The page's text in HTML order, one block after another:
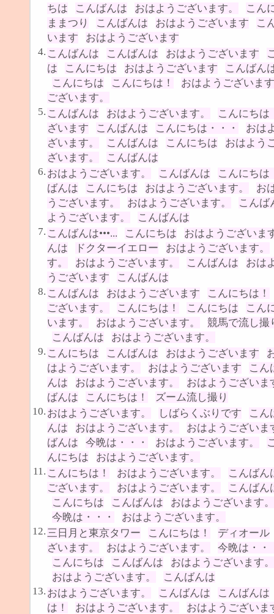
ちは
こんばんは おはようございます。
こん
ままつり
こんばんは おはようございます
こ
います
おはようございます
4. こんばんは こんばんは おはようございます
は
こんにちは おはようございます
こんばん
こんにちは
こんにちは！
おはようございま
ございます。
5. こんばんは おはようございます。
こんにちは
ざいます
こんばんは こんにちは・・・
おは
ざいます。
こんばんは こんにちは
おはよう
ざいます。
こんばんは
6. おはようございます。 こんばんは
こんにちは
ばんは
こんにちは おはようございます。
お
うございます。
おはようございます。
こんば
ようございます。
こんばんは
7. こんばんは•••... こんにちは
おはようございま
んは
ドクターイエロー
おはようございます。
す。
おはようございます。 こんばんは
おは
うございます
こんばんは
8. こんばんは おはようございます
こんにちは！
ございます。
こんにちは！ こんにちは
こん
います。
おはようございます。
競馬で流し撮
こんばんは
おはようございます。
9. こんにちは こんばんは おはようございます
はようございます。
おはようございます
こん
んは
おはようございます。
おはようございま
ばんは
こんにちは！
ズーム流し撮り
10. おはようございます。 しばらくぶりです
こん
んは
おはようございます。
おはようございま
ばんは
今晩は・・・ おはようございます。
んにちは
おはようございます。
11. こんにちは！ おはようございます。
こんばん
ございます。
おはようございます。
こんばん
こんにちは
こんばんは
おはようございます。
今晩は・・・
おはようございます。
12.三日月と東京タワー こんにちは！
ディオール
ざいます。
おはようございます。
今晩は・・
こんにちは
こんばんは
おはようございます。
おはようございます。
こんばんは
13. おはようございます。 こんばんは
こんばんは
は！
おはようございます。
おはようございま